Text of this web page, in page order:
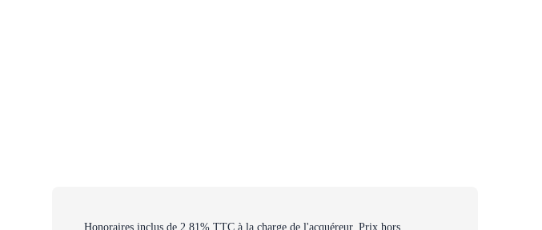
Honoraires inclus de 2.81% TTC à la charge de l'acquéreur. Prix hors